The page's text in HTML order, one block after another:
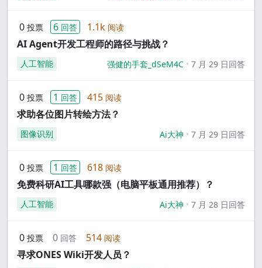
0 投票 6 回答 1.1k 阅读
AI Agent开发工程师的路径与挑战？
人工智能 强健的手套_dSeM4C 7 月 29 日回答
0 投票 1 回答 415 阅读
求助各位图片转绘方法？
图像识别 Ai大神 7 月 29 日回答
0 投票 1 回答 618 阅读
免费科研AI工具哪款强（电脑平板通用推荐）？
人工智能 Ai大神 7 月 28 日回答
0 投票 0 回答 514 阅读
寻求ONES Wiki开发人员？